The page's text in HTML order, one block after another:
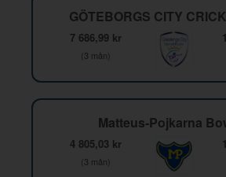
GÖTEBORGS CITY
7 686,99 kr
(3 mån)
Matteus-Pojkarna
4 805,03 kr
(3 mån)